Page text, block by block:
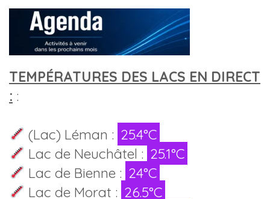
TEMPÉRATURES DES LACS EN DIRECT
: :
(Lac) Léman : 25.4°C
Lac de Neuchâtel : 25.1°C
Lac de Bienne : 24°C
Lac de Morat : 26.5°C